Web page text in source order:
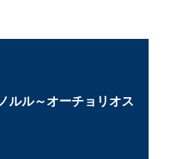
ルル～オーチョリオス